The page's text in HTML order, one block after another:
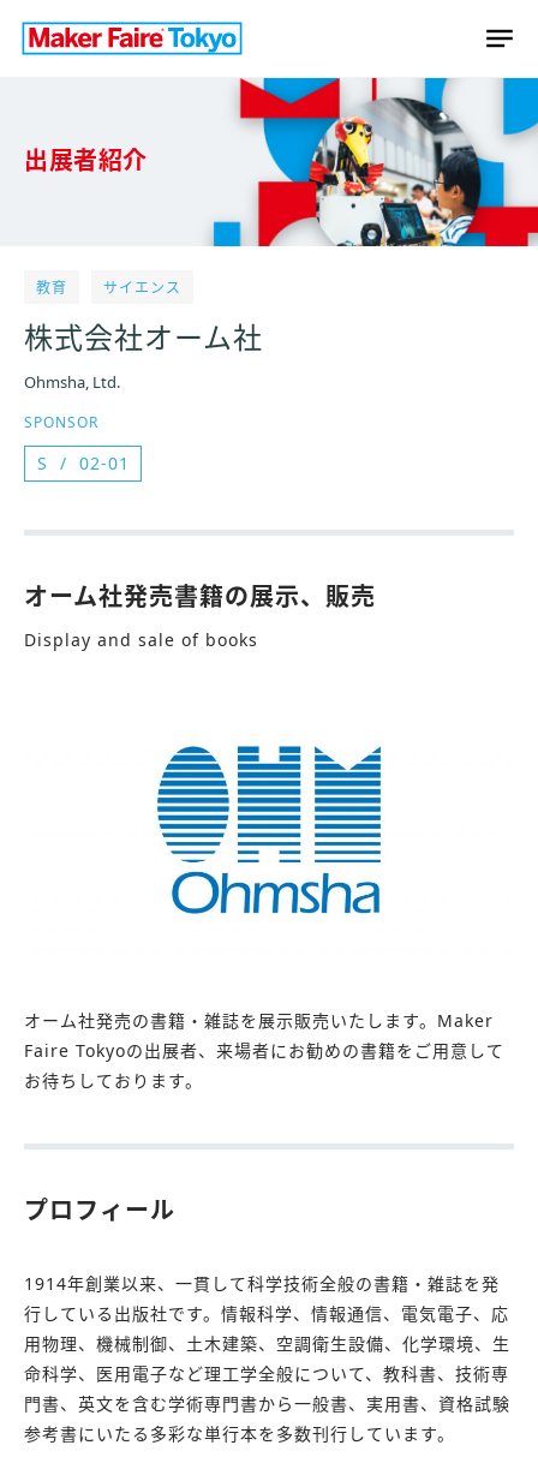
出展者紹介
教育 サイエンス
株式会社オーム社
Ohmsha, Ltd.
SPONSOR
S 02-01
オーム社発売書籍の展示、販売
Display and sale of books
オーム社発売の書籍・雑誌を展示販売いたします。Maker
Faire Tokyoの出展者、来場者にお勧めの書籍をご用意して
お待ちしております。
プロフィール
1914年創業以来、一貫して科学技術全般の書籍・雑誌を発
行している出版社です。情報科学、情報通信、電気電子、応
用物理、機械制御、土木建築、空調衛生設備、化学環境、生
命科学、医用電子など理工学全般について、教科書、技術専
門書、英文を含む学術専門書から一般書、実用書、資格試験
参考書にいたる多彩な単行本を多数刊行しています。